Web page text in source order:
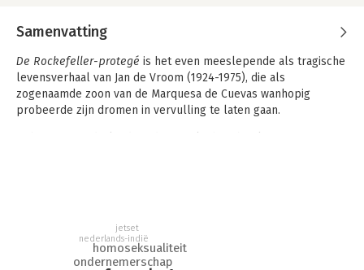
Samenvatting
De Rockefeller-protegé is het even meeslepende als tragische
levensverhaal van Jan de Vroom (1924-1975), die als
zogenaamde zoon van de Marquesa de Cuevas wanhopig
probeerde zijn dromen in vervulling te laten gaan.
slotte als investeerder, onder andere in enkele baanbrekende
theatervoorstellingen. Ondanks zijn bevoorrechte positie als
ondernemerschap
homoseksualiteit
nederlands-indië
jetset